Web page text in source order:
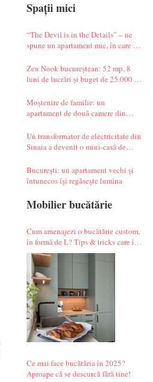
Spații mici
“The Devil is in the Details” – ne
spune un apartament mic, în care te
Zen Nook bucureștean: 52 mp, 8
luni de lucrări și buget de 25.000 de
Moștenire de familie: un
apartament de două camere din
Un transformator de electricitate din
Sinaia a devenit o mini-casă de
București: un apartament vechi și
întunecos își regăsește lumina
Mobilier bucătărie
Cum amenajezi o bucătărie custom,
în formă de L? Tips & tricks care îți
fac alegerile mai simple.
Ce mai face bucătăria în 2025?
Aproape că se descurcă fără tine!